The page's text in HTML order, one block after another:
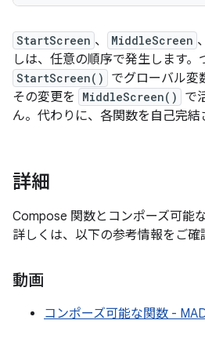
StartScreen 、 MiddleScreen 、
しは、任意の順序で発生します。
StartScreen()
でグローバル変
その変更を
MiddleScreen()
で
ん。代わりに、各関数を自己完結
詳細
Compose 関数とコンポーズ可能
詳しくは、以下の参考情報をご確
動画
コンポーズ可能な関数 -